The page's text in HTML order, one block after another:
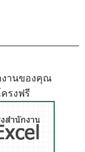
งานของคุณ
รงฟรี